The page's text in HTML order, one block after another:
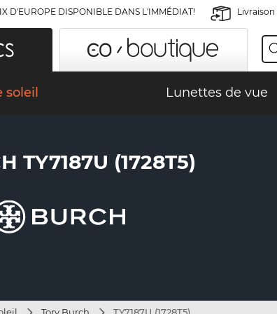
D'EUROPE DISPONIBLE DANS L'IMMÉDIAT!
soleil Lunettes de vue
TY7187U (1728T5)